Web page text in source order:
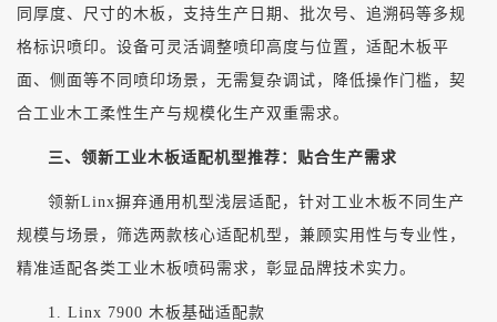
同厚度、尺寸的木板，支持生产日期、批次号、追溯码等多规
格标识喷印。设备可灵活调整喷印高度与位置，适配木板平
面、侧面等不同喷印场景，无需复杂调试，降低操作门槛，契
合工业木工柔性生产与规模化生产双重需求。
三、领新工业木板适配机型推荐：贴合生产需求
领新Linx摒弃通用机型浅层适配，针对工业木板不同生产
规模与场景，筛选两款核心适配机型，兼顾实用性与专业性，
精准适配各类工业木板喷码需求，彰显品牌技术实力。
1. Linx 7900 木板基础适配款